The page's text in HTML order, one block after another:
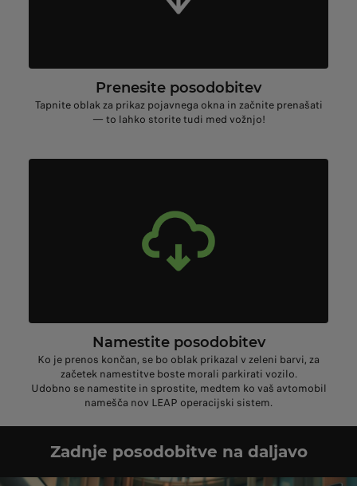
Prenesite posodobitev
Tapnite oblak za prikaz pojavnega okna in začnite prenašati
— to lahko storite tudi med vožnjo!
Namestite posodobitev
Ko je prenos končan, se bo oblak prikazal v zeleni barvi, za
začetek namestitve boste morali parkirati vozilo.
Udobno se namestite in sprostite, medtem ko vaš avtomobil
namešča nov LEAP operacijski sistem.
Zadnje posodobitve na daljavo